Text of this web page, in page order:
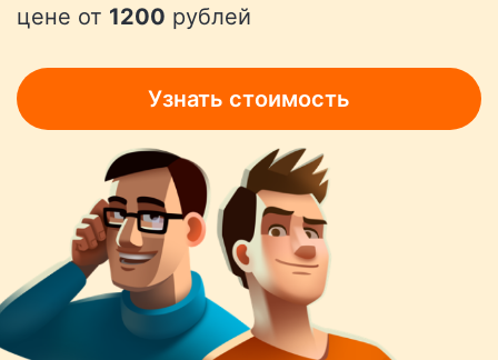
цене от 1200 рублей
Узнать стоимость